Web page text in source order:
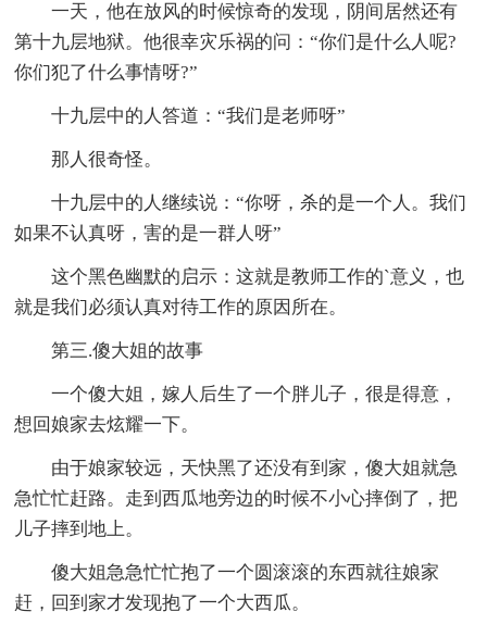
一天，他在放风的时候惊奇的发现，阴间居然还有
第十九层地狱。他很幸灾乐祸的问：“你们是什么人呢?
你们犯了什么事情呀?”
十九层中的人答道：“我们是老师呀”
那人很奇怪。
十九层中的人继续说：“你呀，杀的是一个人。我们
如果不认真呀，害的是一群人呀”
这个黑色幽默的启示：这就是教师工作的`意义，也
就是我们必须认真对待工作的原因所在。
第三.傻大姐的故事
一个傻大姐，嫁人后生了一个胖儿子，很是得意，
想回娘家去炫耀一下。
由于娘家较远，天快黑了还没有到家，傻大姐就急
急忙忙赶路。走到西瓜地旁边的时候不小心摔倒了，把
儿子摔到地上。
傻大姐急急忙忙抱了一个圆滚滚的东西就往娘家
赶，回到家才发现抱了一个大西瓜。